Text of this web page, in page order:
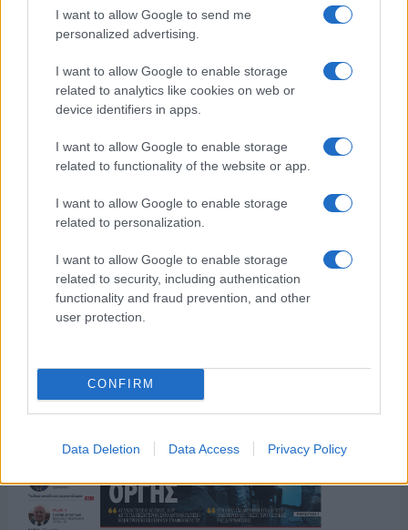
I want to allow Google to send me
personalized advertising.
I want to allow Google to enable storage
related to analytics like cookies on web or
device identifiers in apps.
I want to allow Google to enable storage
related to functionality of the website or app.
I want to allow Google to enable storage
related to personalization.
I want to allow Google to enable storage
related to security, including authentication
functionality and fraud prevention, and other
user protection.
CONFIRM
Data Deletion Data Access Privacy Policy
της Ζωής μας
Οι άνθρωποι, οι αυθεντικές ιστορίες,
πολιτισμός που μας ενώνει κάθε μέρα.
ΓΙΑ ΤΟ ΚΑΛΟΚΑΙΡΙ ΣΟΥ →